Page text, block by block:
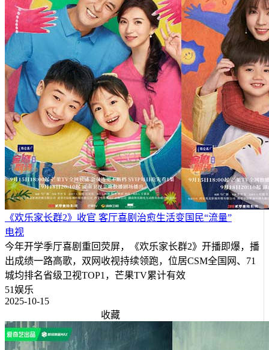
《欢乐家长群2》收官 客厅喜剧治愈生活变国民“流量”
电视
今年开学季厅喜剧重回荧屏，《欢乐家长群2》开播即爆，播
出成绩一路高歌，双网收视持续领跑，位居CSM全国网、71
城均排名省级卫视TOP1，芒果TV累计有效
51娱乐
2025-10-15
收藏